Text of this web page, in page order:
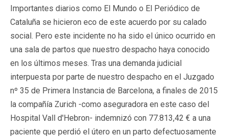
Importantes diarios como El Mundo o El Periódico de
Cataluña se hicieron eco de este acuerdo por su calado
social. Pero este incidente no ha sido el único ocurrido en
una sala de partos que nuestro despacho haya conocido
en los últimos meses. Tras una demanda judicial
interpuesta por parte de nuestro despacho en el Juzgado
nº 35 de Primera Instancia de Barcelona, a finales de 2015
la compañía Zurich -como aseguradora en este caso del
Hospital Vall d'Hebron- indemnizó con 77.813,42 € a una
paciente que perdió el útero en un parto defectuosamente